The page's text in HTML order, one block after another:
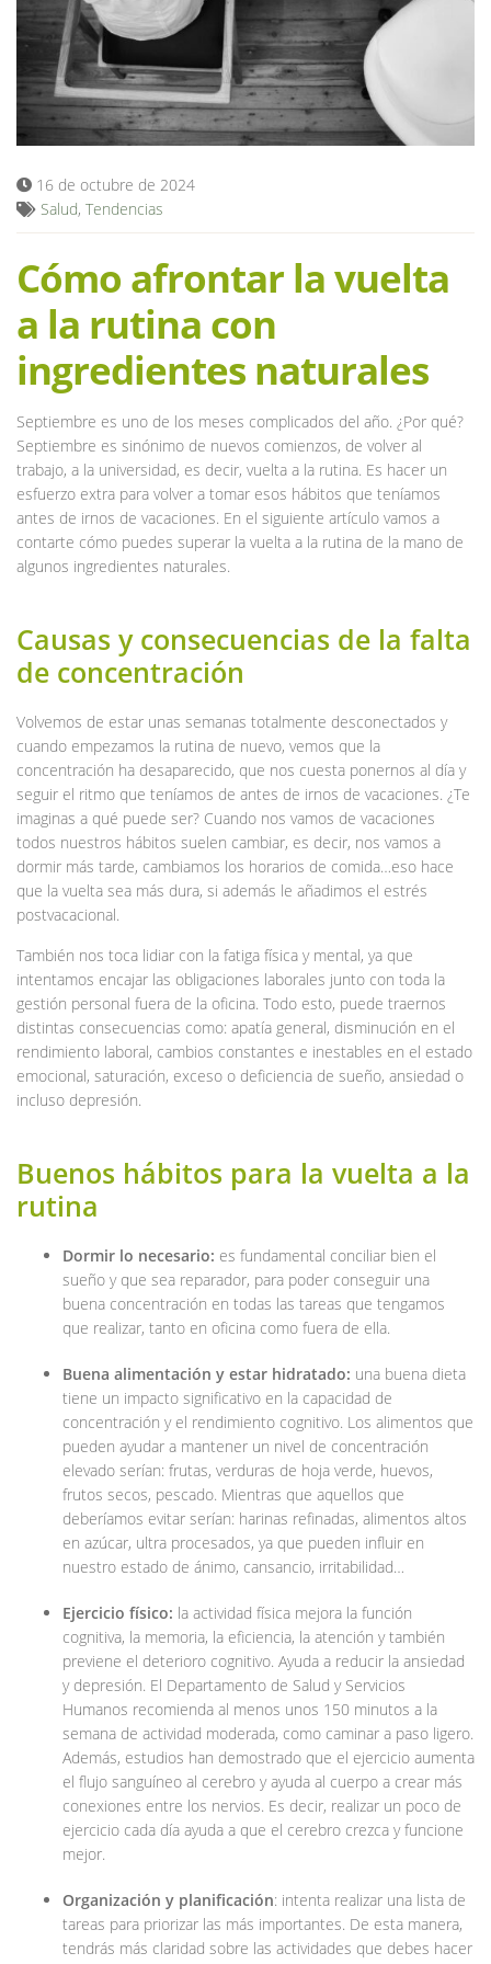
Blog
16 de octubre de 2024
Salud, Tendencias
Cómo afrontar la vuelta
a la rutina con
ingredientes naturales
Septiembre es uno de los meses complicados del año. ¿Por qué?
Septiembre es sinónimo de nuevos comienzos, de volver al
trabajo, a la universidad, es decir, vuelta a la rutina. Es hacer un
esfuerzo extra para volver a tomar esos hábitos que teníamos
antes de irnos de vacaciones. En el siguiente artículo vamos a
contarte cómo puedes superar la vuelta a la rutina de la mano de
algunos ingredientes naturales.
Causas y consecuencias de la falta
de concentración
Volvemos de estar unas semanas totalmente desconectados y
cuando empezamos la rutina de nuevo, vemos que la
concentración ha desaparecido, que nos cuesta ponernos al día y
seguir el ritmo que teníamos de antes de irnos de vacaciones. ¿Te
imaginas a qué puede ser? Cuando nos vamos de vacaciones
todos nuestros hábitos suelen cambiar, es decir, nos vamos a
dormir más tarde, cambiamos los horarios de comida…eso hace
que la vuelta sea más dura, si además le añadimos el estrés
postvacacional.
También nos toca lidiar con la fatiga física y mental, ya que
intentamos encajar las obligaciones laborales junto con toda la
gestión personal fuera de la oficina. Todo esto, puede traernos
distintas consecuencias como: apatía general, disminución en el
rendimiento laboral, cambios constantes e inestables en el estado
emocional, saturación, exceso o deficiencia de sueño, ansiedad o
incluso depresión.
Buenos hábitos para la vuelta a la
rutina
Dormir lo necesario: es fundamental conciliar bien el
sueño y que sea reparador, para poder conseguir una
buena concentración en todas las tareas que tengamos
que realizar, tanto en oficina como fuera de ella.
Buena alimentación y estar hidratado: una buena dieta
tiene un impacto significativo en la capacidad de
concentración y el rendimiento cognitivo. Los alimentos que
pueden ayudar a mantener un nivel de concentración
elevado serían: frutas, verduras de hoja verde, huevos,
frutos secos, pescado. Mientras que aquellos que
deberíamos evitar serían: harinas refinadas, alimentos altos
en azúcar, ultra procesados, ya que pueden influir en
nuestro estado de ánimo, cansancio, irritabilidad…
Ejercicio físico: la actividad física mejora la función
cognitiva, la memoria, la eficiencia, la atención y también
previene el deterioro cognitivo. Ayuda a reducir la ansiedad
y depresión. El Departamento de Salud y Servicios
Humanos recomienda al menos unos 150 minutos a la
semana de actividad moderada, como caminar a paso ligero.
Además, estudios han demostrado que el ejercicio aumenta
el flujo sanguíneo al cerebro y ayuda al cuerpo a crear más
conexiones entre los nervios. Es decir, realizar un poco de
ejercicio cada día ayuda a que el cerebro crezca y funcione
mejor.
Organización y planificación: intenta realizar una lista de
tareas para priorizar las más importantes. De esta manera,
tendrás más claridad sobre las actividades que debes hacer